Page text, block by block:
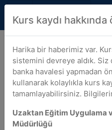
☰ Gazi Üniversitesi
Yabancı Diller
Birliği ile 2021-
Dönemi
Bahar Dönemi)
Kurs kaydı
Harika bir haberimiz var.
sistemini devreye aldık. Siz
banka havalesi yapmadan
kullanarak kolaylıkla kurs
tamamlayabilirsiniz.
Uzaktan Eğitim Uygulama
Müdürlüğü